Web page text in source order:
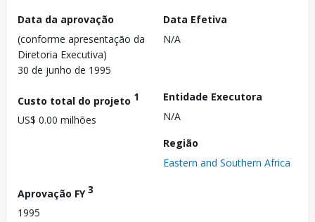
Data da aprovação
(conforme apresentação da
Diretoria Executiva)
30 de junho de 1995
Data Efetiva
N/A
Custo total do projeto 1
US$ 0.00 milhões
Entidade Executora
N/A
Região
Eastern and Southern Africa
Aprovação FY3
1995